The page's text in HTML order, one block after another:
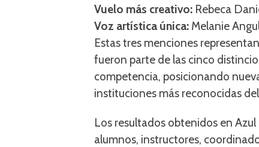
Vuelo más creativo: Rebeca
Voz artística única: Melanie
Estas tres menciones
fueron parte de las cinco
competencia, posicionando
instituciones más reconocidas
Los resultados obtenidos en
alumnos, instructores,